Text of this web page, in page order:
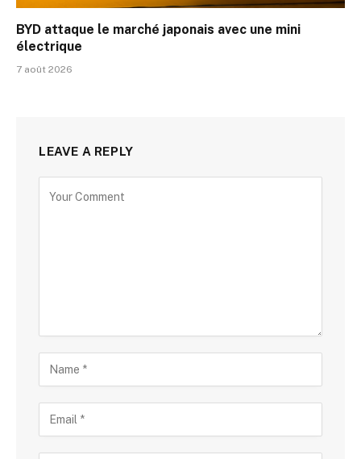
BYD attaque le marché japonais avec une mini
électrique
7 août 2026
LEAVE A REPLY